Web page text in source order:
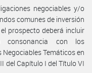
negociables y/o
comunes de inversión
prospecto deberá incluir
consonancia con los
Temáticos en
del Capítulo I del Título VI